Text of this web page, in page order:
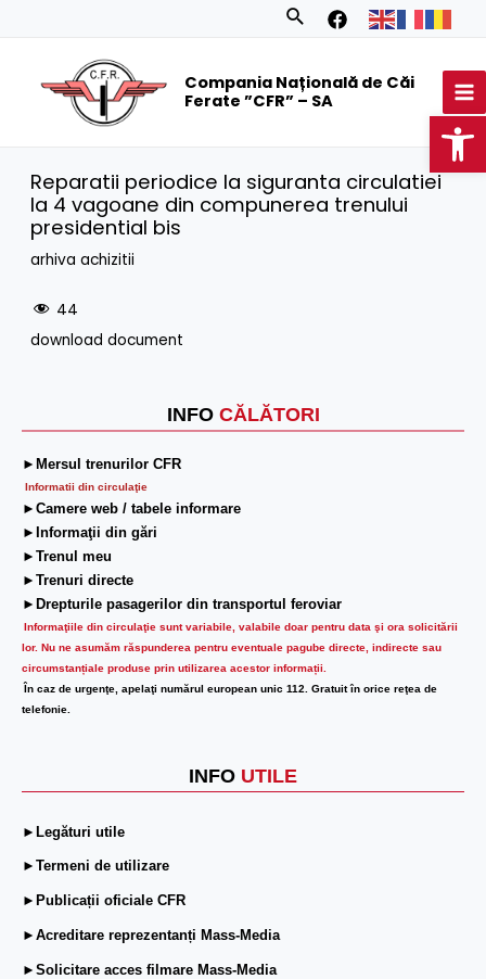
Search
Compania Națională de Căi
Ferate ”CFR” – SA
INFO CĂLĂTORI
►Mersul trenurilor CFR
Informatii din circulaţie
►Camere web / tabele informare
►Informaţii din gări
►Trenul meu
►Trenuri directe
►Drepturile pasagerilor din transportul feroviar
Informaţiile din circulaţie sunt variabile, valabile doar pentru data şi ora solicitării
lor. Nu ne asumăm răspunderea pentru eventuale pagube directe, indirecte sau
circumstanțiale produse prin utilizarea acestor informații.
În caz de urgenţe, apelaţi numărul european unic 112. Gratuit în orice reţea de
telefonie.
INFO UTILE
►Legături utile
►Termeni de utilizare
►Publicații oficiale CFR
►Acreditare reprezentanți Mass-Media
►Solicitare acces filmare Mass-Media
Reparatii periodice la siguranta circulatiei
la 4 vagoane din compunerea trenului
presidential bis
arhiva achizitii
44
download document